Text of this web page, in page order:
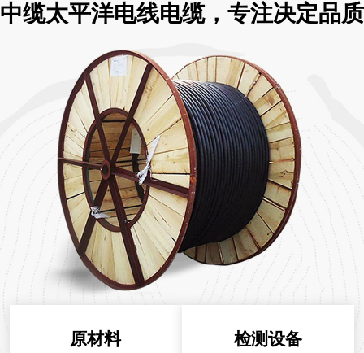
中缆太平洋电线电缆，专注决定品质
原材料 检测设备